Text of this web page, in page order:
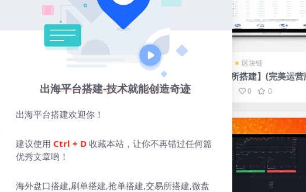
JA
易
合
【微盘交易所搭建】(完美运营版）
2024全新二开九国语言微盘系统/
秒合约优美UI界面在线完美运营
2 年前 0 0 324
区块链
【交易所搭建】(完美运
语言USDT交易所合约秒
购带三端界面
2 年前 0 0
出海平台搭建-技术就能创造奇迹
出海平台搭建欢迎你！
建议使用 Ctrl + D 收藏本站，让你不再错过任何篇
优秀文章哟！
海外盘口搭建,刷单搭建,抢单搭建,交易所搭建,微盘